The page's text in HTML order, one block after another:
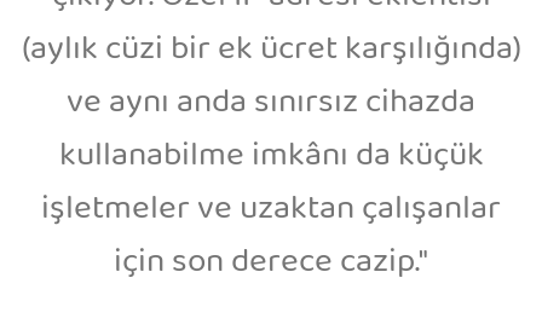
(aylık cüzi bir ek ücret karşılığında)
ve aynı anda sınırsız cihazda
kullanabilme imkânı da küçük
işletmeler ve uzaktan çalışanlar
için son derece cazip."